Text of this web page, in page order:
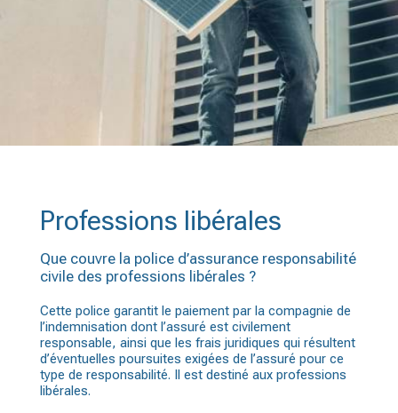
Professions libérales
Que couvre la police d’assurance responsabilité
civile des professions libérales ?
Cette police garantit le paiement par la compagnie de
l’indemnisation dont l’assuré est civilement
responsable, ainsi que les frais juridiques qui résultent
d’éventuelles poursuites exigées de l’assuré pour ce
type de responsabilité. Il est destiné aux professions
libérales.